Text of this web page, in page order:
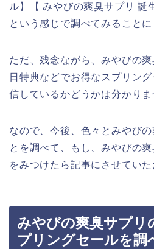
ル】【 みやびの爽臭サプリ 誕
という感じで調べてみることに
ただ、残念ながら、みやびの
日特典などでお得なスプリン
信しているかどうかは分かりま
なので、今後、色々とみやび
とを調べて、もし、みやびの
をみつけたら記事にさせていた
みやびの爽臭サプリ
プリングセールを調